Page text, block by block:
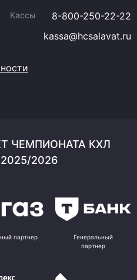
Кассы
8-800-250-22-22
kassa@hcsalavat.ru
ЧЕМПИОНАТА КХЛ
2026
партнер
Генеральный
партнер